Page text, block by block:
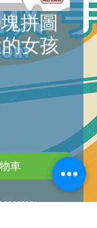
拼圖
女孩
車